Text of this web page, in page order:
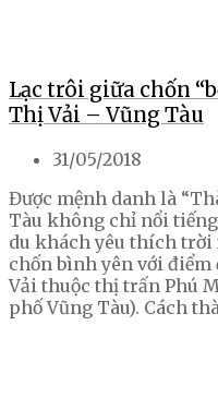
Lạc trôi giữa chốn
Thị Vải – Vũng Tàu
31/05/2018
Được mệnh danh là
Tàu không chỉ nổi
du khách yêu thích trời
chốn bình yên với
Vải thuộc thị trấn Phú
phố Vũng Tàu). Cách